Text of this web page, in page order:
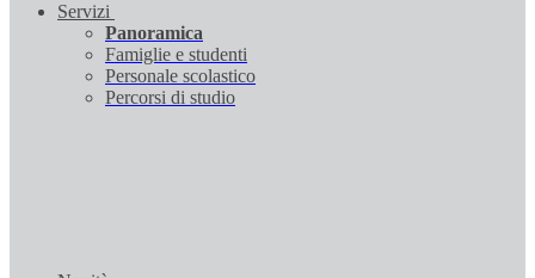
Servizi
Panoramica
Famiglie e studenti
Personale scolastico
Percorsi di studio